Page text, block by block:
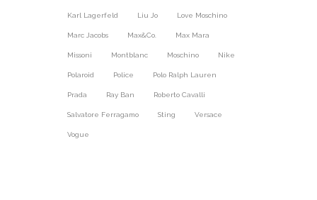
Karl Lagerfeld Liu Jo Love Moschino
Marc Jacobs Max&Co. Max Mara
Missoni Montblanc Moschino Nike
Polaroid Police Polo Ralph Lauren
Prada Ray Ban Roberto Cavalli
Salvatore Ferragamo Sting Versace
Vogue